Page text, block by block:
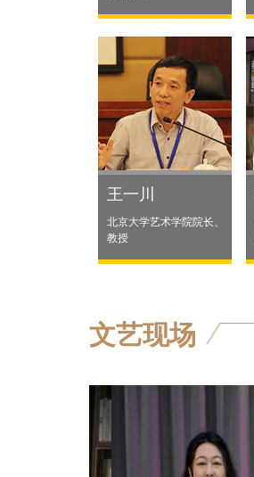
王一川
北京大学艺术学院院长、
教授
文艺现场